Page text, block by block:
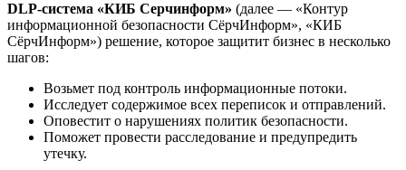
DLP-система «КИБ Серчинформ» (далее — «Контур
информационной безопасности СёрчИнформ», «КИБ
СёрчИнформ») решение, которое защитит бизнес в несколько
шагов:
Возьмет под контроль информационные потоки.
Исследует содержимое всех переписок и отправлений.
Оповестит о нарушениях политик безопасности.
Поможет провести расследование и предупредить
утечку.